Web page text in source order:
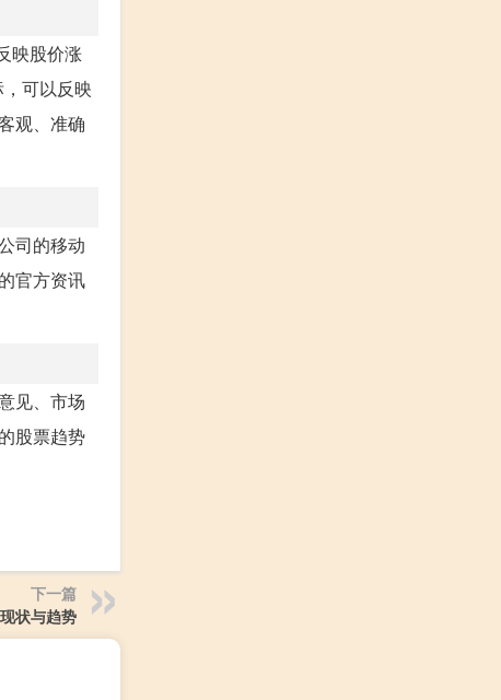
映股价涨
可以反映
观、准确
司的移动
官方资讯
见、市场
股票趋势
下一篇
状与趋势